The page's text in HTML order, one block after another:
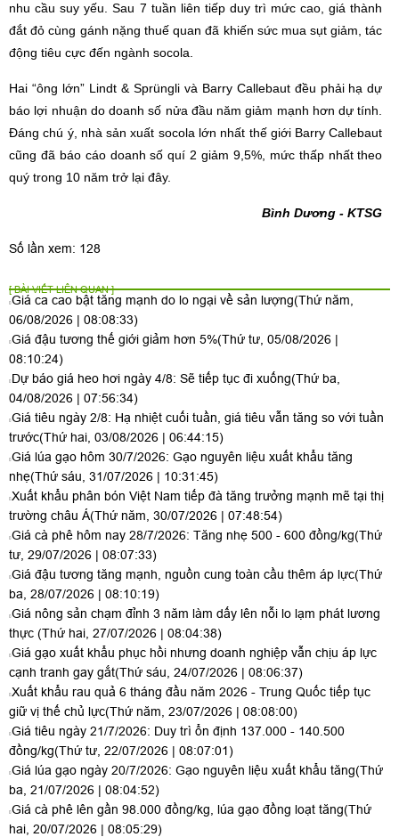
nhu cầu suy yếu. Sau 7 tuần liên tiếp duy trì mức cao, giá thành
đắt đỏ cùng gánh nặng thuế quan đã khiến sức mua sụt giảm, tác
động tiêu cực đến ngành socola.
Hai “ông lớn” Lindt & Sprüngli và Barry Callebaut đều phải hạ dự
báo lợi nhuận do doanh số nửa đầu năm giảm mạnh hơn dự tính.
Đáng chú ý, nhà sản xuất socola lớn nhất thế giới Barry Callebaut
cũng đã báo cáo doanh số quí 2 giảm 9,5%, mức thấp nhất theo
quý trong 10 năm trở lại đây.
Bình Dương - KTSG
Số lần xem: 128
[ BÀI VIẾT LIÊN QUAN ]
Giá ca cao bật tăng mạnh do lo ngại về sản lượng(Thứ năm,
06/08/2026 | 08:08:33)
Giá đậu tương thế giới giảm hơn 5%(Thứ tư, 05/08/2026 |
08:10:24)
Dự báo giá heo hơi ngày 4/8: Sẽ tiếp tục đi xuống(Thứ ba,
04/08/2026 | 07:56:34)
Giá tiêu ngày 2/8: Hạ nhiệt cuối tuần, giá tiêu vẫn tăng so với tuần
trước(Thứ hai, 03/08/2026 | 06:44:15)
Giá lúa gạo hôm 30/7/2026: Gạo nguyên liệu xuất khẩu tăng
nhẹ(Thứ sáu, 31/07/2026 | 10:31:45)
Xuất khẩu phân bón Việt Nam tiếp đà tăng trưởng mạnh mẽ tại thị
trường châu Á(Thứ năm, 30/07/2026 | 07:48:54)
Giá cà phê hôm nay 28/7/2026: Tăng nhẹ 500 - 600 đồng/kg(Thứ
tư, 29/07/2026 | 08:07:33)
Giá đậu tương tăng mạnh, nguồn cung toàn cầu thêm áp lực(Thứ
ba, 28/07/2026 | 08:10:19)
Giá nông sản chạm đỉnh 3 năm làm dấy lên nỗi lo lạm phát lương
thực (Thứ hai, 27/07/2026 | 08:04:38)
Giá gạo xuất khẩu phục hồi nhưng doanh nghiệp vẫn chịu áp lực
cạnh tranh gay gắt(Thứ sáu, 24/07/2026 | 08:06:37)
Xuất khẩu rau quả 6 tháng đầu năm 2026 - Trung Quốc tiếp tục
giữ vị thế chủ lực(Thứ năm, 23/07/2026 | 08:08:00)
Giá tiêu ngày 21/7/2026: Duy trì ổn định 137.000 - 140.500
đồng/kg(Thứ tư, 22/07/2026 | 08:07:01)
Giá lúa gạo ngày 20/7/2026: Gạo nguyên liệu xuất khẩu tăng(Thứ
ba, 21/07/2026 | 08:04:52)
Giá cà phê lên gần 98.000 đồng/kg, lúa gạo đồng loạt tăng(Thứ
hai, 20/07/2026 | 08:05:29)